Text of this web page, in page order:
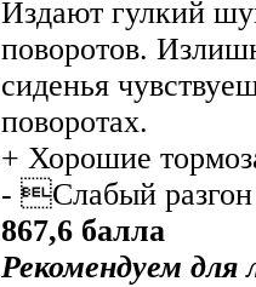
Издают гулкий
поворотов.
сиденья
поворотах.
+ Хорошие
- Слабый
867,6 балла
Рекомендуем для